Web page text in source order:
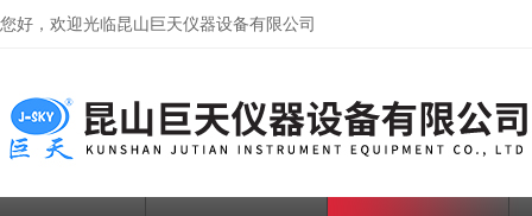
您好，欢迎光临昆山巨天仪器设备有限公司